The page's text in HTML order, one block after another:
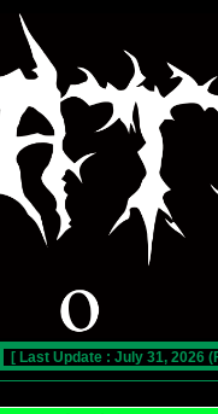
[ Last Update : July 31, 2026